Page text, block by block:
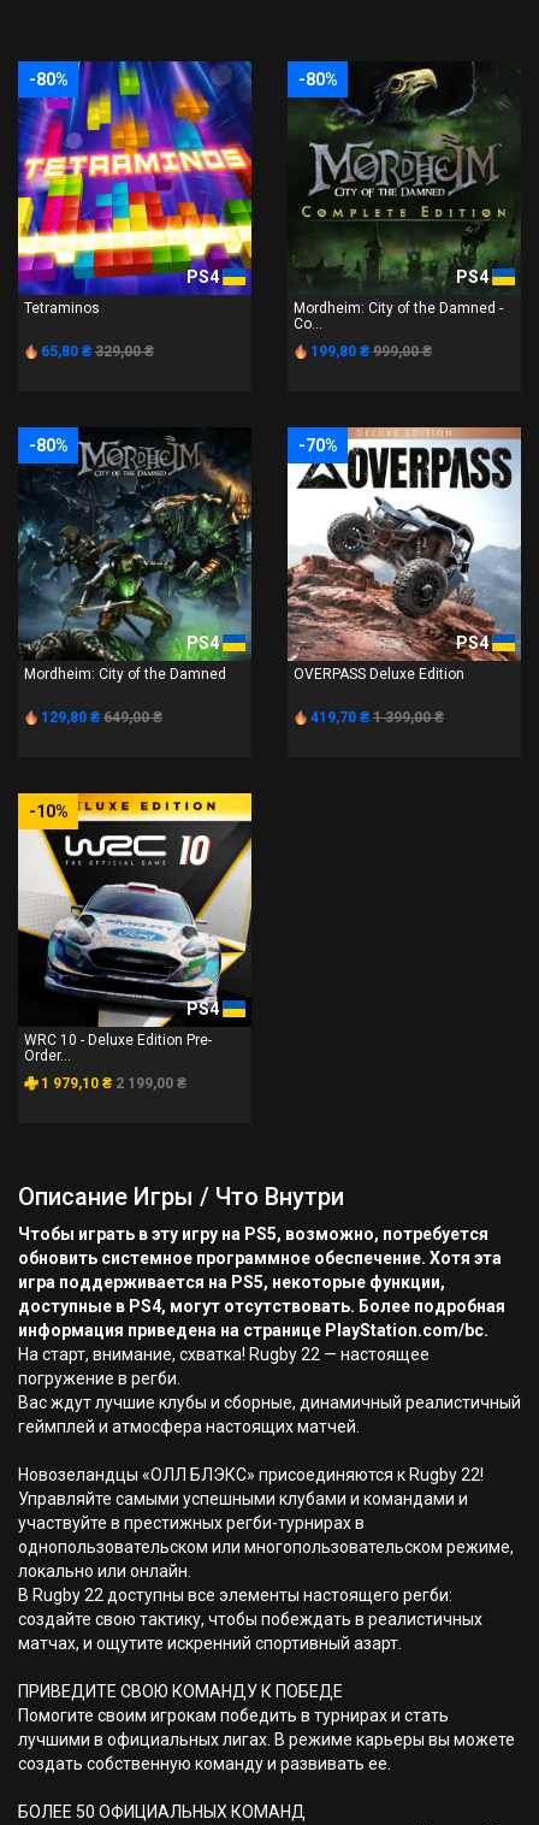
-80%
PS4
Tetraminos
65,80 ₴ 329,00 ₴
-80%
PS4
Mordheim: City of the Damned -
Co...
199,80 ₴ 999,00 ₴
-80%
PS4
Mordheim: City of the Damned
129,80 ₴ 649,00 ₴
-70%
PS4
OVERPASS Deluxe Edition
419,70 ₴ 1 399,00 ₴
-10%
PS4
WRC 10 - Deluxe Edition Pre-
Order...
1 979,10 ₴ 2 199,00 ₴
Описание Игры / Что Внутри
Чтобы играть в эту игру на PS5, возможно, потребуется
обновить системное программное обеспечение. Хотя эта
игра поддерживается на PS5, некоторые функции,
доступные в PS4, могут отсутствовать. Более подробная
информация приведена на странице PlayStation.com/bc.
На старт, внимание, схватка! Rugby 22 — настоящее
погружение в регби.
Вас ждут лучшие клубы и сборные, динамичный реалистичный
геймплей и атмосфера настоящих матчей.
Новозеландцы «ОЛЛ БЛЭКС» присоединяются к Rugby 22!
Управляйте самыми успешными клубами и командами и
участвуйте в престижных регби-турнирах в
однопользовательском или многопользовательском режиме,
локально или онлайн.
В Rugby 22 доступны все элементы настоящего регби:
создайте свою тактику, чтобы побеждать в реалистичных
матчах, и ощутите искренний спортивный азарт.
ПРИВЕДИТЕ СВОЮ КОМАНДУ К ПОБЕДЕ
Помогите своим игрокам победить в турнирах и стать
лучшими в официальных лигах. В режиме карьеры вы можете
создать собственную команду и развивать ее.
БОЛЕЕ 50 ОФИЦИАЛЬНЫХ КОМАНД